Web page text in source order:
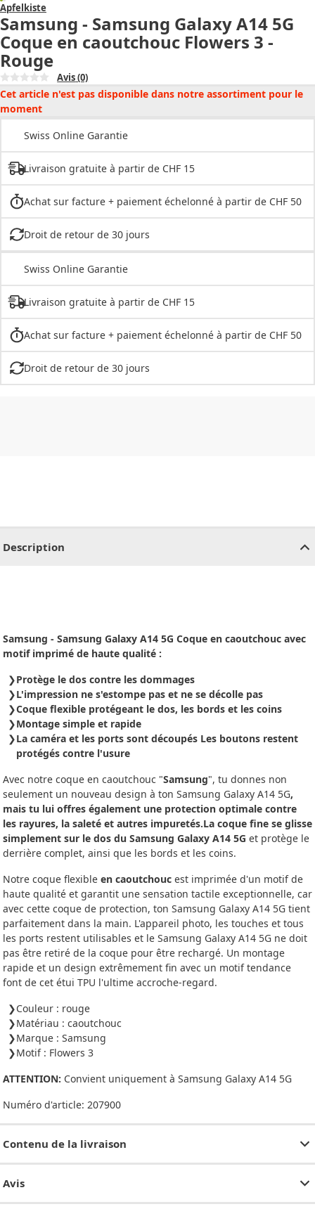
Apfelkiste
Samsung - Samsung Galaxy A14 5G
Coque en caoutchouc Flowers 3 -
Rouge
Avis(0)
Cet article n'est pas disponible dans notre assortiment pour le
moment
Swiss Online Garantie
Livraison gratuite à partir de CHF 15
Achat sur facture + paiement échelonné à partir de CHF 50
Droit de retour de 30 jours
Swiss Online Garantie
Livraison gratuite à partir de CHF 15
Achat sur facture + paiement échelonné à partir de CHF 50
Droit de retour de 30 jours
Description
Samsung - Samsung Galaxy A14 5G Coque en caoutchouc avec
motif imprimé de haute qualité :
Protège le dos contre les dommages
L'impression ne s'estompe pas et ne se décolle pas
Coque flexible protégeant le dos, les bords et les coins
Montage simple et rapide
La caméra et les ports sont découpés Les boutons restent
protégés contre l'usure
Avec notre coque en caoutchouc "Samsung", tu donnes non
seulement un nouveau design à ton Samsung Galaxy A14 5G,
mais tu lui offres également une protection optimale contre
les rayures, la saleté et autres impuretés.La coque fine se glisse
simplement sur le dos du Samsung Galaxy A14 5G et protège le
derrière complet, ainsi que les bords et les coins.
Notre coque flexible en caoutchouc est imprimée d'un motif de
haute qualité et garantit une sensation tactile exceptionnelle, car
avec cette coque de protection, ton Samsung Galaxy A14 5G tient
parfaitement dans la main. L'appareil photo, les touches et tous
les ports restent utilisables et le Samsung Galaxy A14 5G ne doit
pas être retiré de la coque pour être rechargé. Un montage
rapide et un design extrêmement fin avec un motif tendance
font de cet étui TPU l'ultime accroche-regard.
Couleur : rouge
Matériau : caoutchouc
Marque : Samsung
Motif : Flowers 3
ATTENTION: Convient uniquement à Samsung Galaxy A14 5G
Numéro d'article: 207900
Contenu de la livraison
Avis